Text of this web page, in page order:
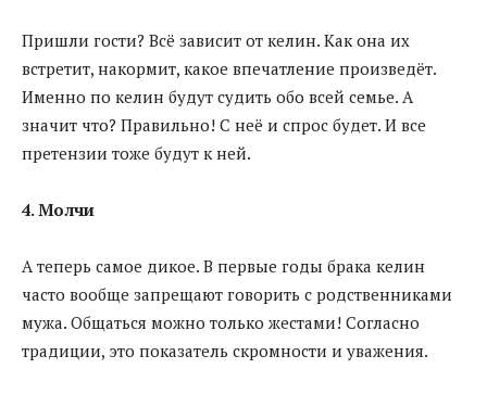
Пришли гости? Всё зависит от келин. Как она их
встретит, накормит, какое впечатление произведёт.
Именно по келин будут судить обо всей семье. А
значит что? Правильно! С неё и спрос будет. И все
претензии тоже будут к ней.
4. Молчи
А теперь самое дикое. В первые годы брака келин
часто вообще запрещают говорить с родственниками
мужа. Общаться можно только жестами! Согласно
традиции, это показатель скромности и уважения.